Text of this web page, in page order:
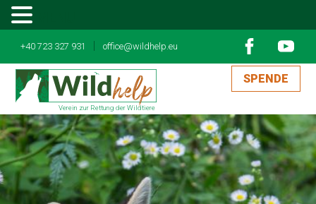
+40 723 327 931 office@wildhelp.eu
Verein zur Rettung der Wildtiere
SPENDE